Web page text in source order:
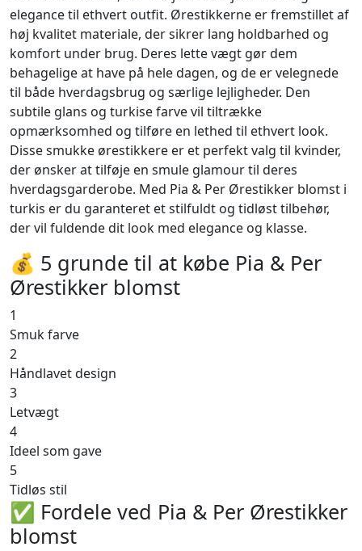
elegance til ethvert outfit. Ørestikkerne er fremstillet af
høj kvalitet materiale, der sikrer lang holdbarhed og
komfort under brug. Deres lette vægt gør dem
behagelige at have på hele dagen, og de er velegnede
til både hverdagsbrug og særlige lejligheder. Den
subtile glans og turkise farve vil tiltrække
opmærksomhed og tilføre en lethed til ethvert look.
Disse smukke ørestikkere er et perfekt valg til kvinder,
der ønsker at tilføje en smule glamour til deres
hverdagsgarderobe. Med Pia & Per Ørestikker blomst i
turkis er du garanteret et stilfuldt og tidløst tilbehør,
der vil fuldende dit look med elegance og klasse.
💰 5 grunde til at købe Pia & Per
Ørestikker blomst
1
Smuk farve
2
Håndlavet design
3
Letvægt
4
Ideel som gave
5
Tidløs stil
✅ Fordele ved Pia & Per Ørestikker
blomst